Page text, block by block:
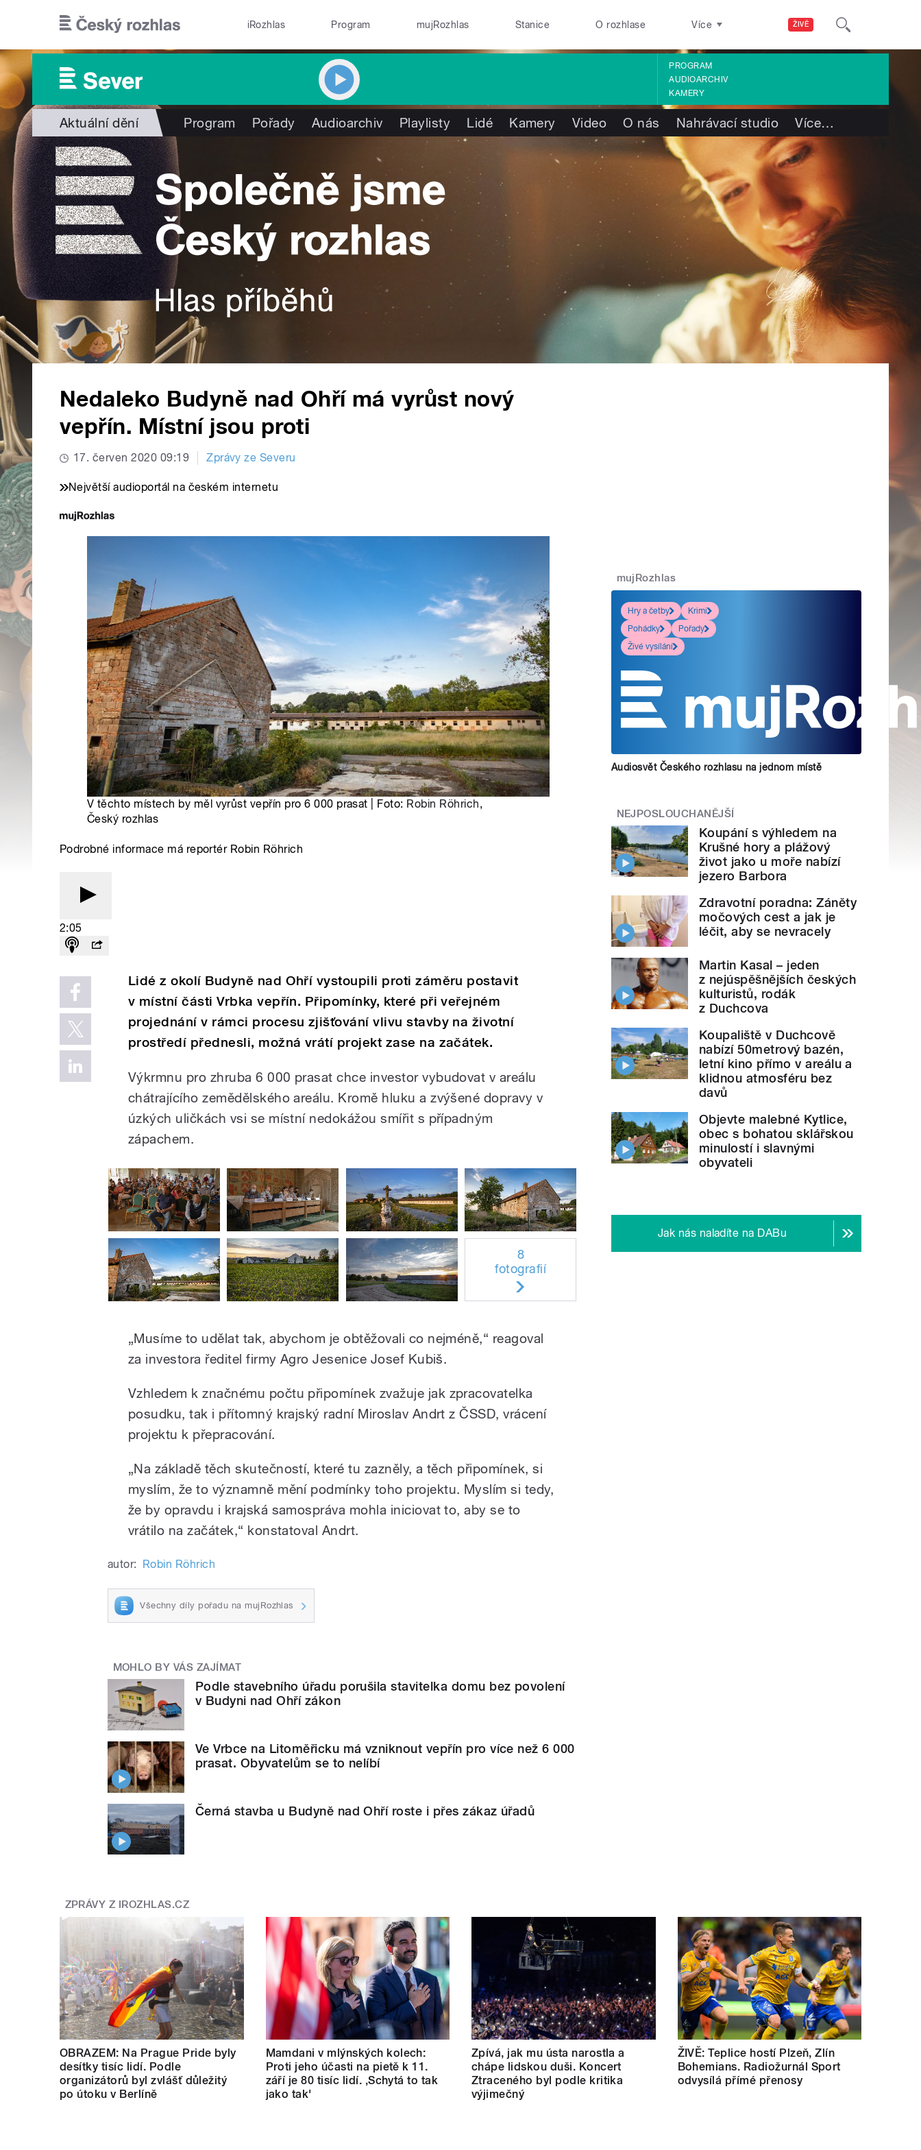
ŽIVĚ
iRozhlas Program mujRozhlas Stanice O rozhlase Více
PROGRAM
AUDIOARCHIV
KAMERY
Aktuální dění Program Pořady Audioarchiv Playlisty Lidé Kamery Video O nás Nahrávací studio Více…
Nedaleko Budyně nad Ohří má vyrůst nový
vepřín. Místní jsou proti
17. červen 2020 09:19 Zprávy ze Severu
Největší audioportál na českém internetu
V těchto místech by měl vyrůst vepřín pro 6 000 prasat | Foto: Robin Röhrich,
Český rozhlas
Podrobné informace má reportér Robin Röhrich
2:05
Lidé z okolí Budyně nad Ohří vystoupili proti záměru postavit
v místní části Vrbka vepřín. Připomínky, které při veřejném
projednání v rámci procesu zjišťování vlivu stavby na životní
prostředí přednesli, možná vrátí projekt zase na začátek.
Výkrmnu pro zhruba 6 000 prasat chce investor vybudovat v areálu
chátrajícího zemědělského areálu. Kromě hluku a zvýšené dopravy v
úzkých uličkách vsi se místní nedokážou smířit s případným
zápachem.
8
fotografií
„Musíme to udělat tak, abychom je obtěžovali co nejméně,“ reagoval
za investora ředitel firmy Agro Jesenice Josef Kubiš.
Vzhledem k značnému počtu připomínek zvažuje jak zpracovatelka
posudku, tak i přítomný krajský radní Miroslav Andrt z ČSSD, vrácení
projektu k přepracování.
„Na základě těch skutečností, které tu zazněly, a těch připomínek, si
myslím, že to významně mění podmínky toho projektu. Myslím si tedy,
že by opravdu i krajská samospráva mohla iniciovat to, aby se to
vrátilo na začátek,“ konstatoval Andrt.
autor: Robin Röhrich
Všechny díly pořadu na mujRozhlas
MOHLO BY VÁS ZAJÍMAT
Podle stavebního úřadu porušila stavitelka domu bez povolení
v Budyni nad Ohří zákon
Ve Vrbce na Litoměřicku má vzniknout vepřín pro více než 6 000
prasat. Obyvatelům se to nelíbí
Černá stavba u Budyně nad Ohří roste i přes zákaz úřadů
mujRozhlas
Hry a četby
Krimi
Pohádky
Pořady
Živé vysílání
Audiosvět Českého rozhlasu na jednom místě
NEJPOSLOUCHANĚJŠÍ
Koupání s výhledem na
Krušné hory a plážový
život jako u moře nabízí
jezero Barbora
Zdravotní poradna: Záněty
močových cest a jak je
léčit, aby se nevracely
Martin Kasal – jeden
z nejúspěšnějších českých
kulturistů, rodák
z Duchcova
Koupaliště v Duchcově
nabízí 50metrový bazén,
letní kino přímo v areálu a
klidnou atmosféru bez
davů
Objevte malebné Kytlice,
obec s bohatou sklářskou
minulostí i slavnými
obyvateli
Jak nás naladíte na DABu
ZPRÁVY Z IROZHLAS.CZ
OBRAZEM: Na Prague Pride byly
desítky tisíc lidí. Podle
organizátorů byl zvlášť důležitý
po útoku v Berlíně
Mamdani v mlýnských kolech:
Proti jeho účasti na pietě k 11.
září je 80 tisíc lidí. ‚Schytá to tak
jako tak'
Zpívá, jak mu ústa narostla a
chápe lidskou duši. Koncert
Ztraceného byl podle kritika
výjimečný
ŽIVĚ: Teplice hostí Plzeň, Zlín
Bohemians. Radiožurnál Sport
odvysílá přímé přenosy